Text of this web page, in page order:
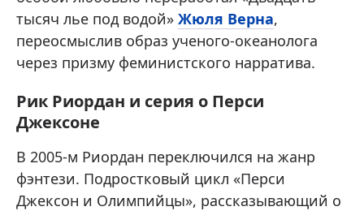
тысяч лье под водой» Жюля Верна,
переосмыслив образ ученого-океанолога
через призму феминистского нарратива.
Рик Риордан и серия о Перси
Джексоне
В 2005-м Риордан переключился на жанр
фэнтези. Подростковый цикл «Перси
Джексон и Олимпийцы», рассказывающий о